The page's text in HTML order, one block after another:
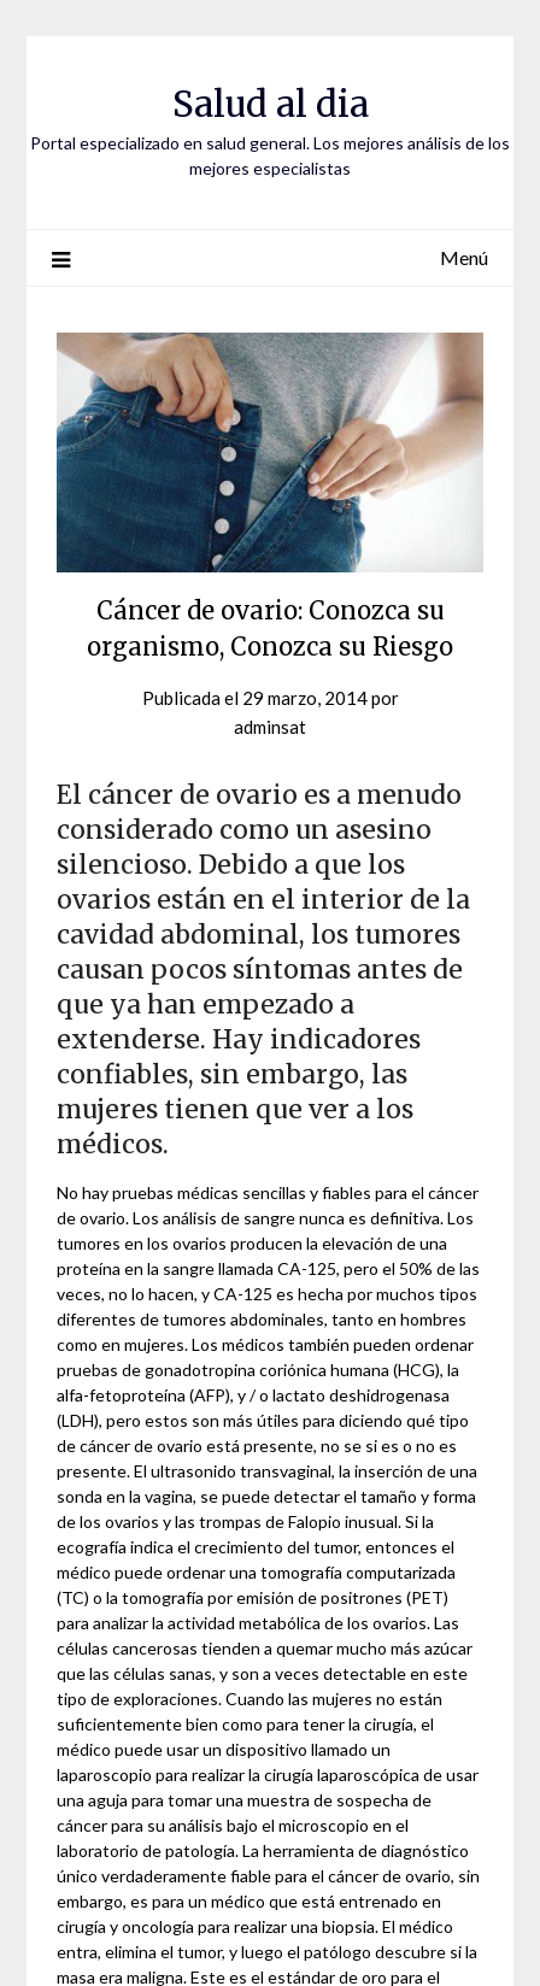
Salud al dia
Portal especializado en salud general. Los mejores análisis de los
mejores especialistas
Menú
Cáncer de ovario: Conozca su
organismo, Conozca su Riesgo
Publicada el 29 marzo, 2014por
adminsat
El cáncer de ovario es a menudo
considerado como un asesino
silencioso. Debido a que los
ovarios están en el interior de la
cavidad abdominal, los tumores
causan pocos síntomas antes de
que ya han empezado a
extenderse. Hay indicadores
confiables, sin embargo, las
mujeres tienen que ver a los
médicos.
No hay pruebas médicas sencillas y fiables para el cáncer
de ovario. Los análisis de sangre nunca es definitiva. Los
tumores en los ovarios producen la elevación de una
proteína en la sangre llamada CA-125, pero el 50% de las
veces, no lo hacen, y CA-125 es hecha por muchos tipos
diferentes de tumores abdominales, tanto en hombres
como en mujeres. Los médicos también pueden ordenar
pruebas de gonadotropina coriónica humana (HCG), la
alfa-fetoproteína (AFP), y / o lactato deshidrogenasa
(LDH), pero estos son más útiles para diciendo qué tipo
de cáncer de ovario está presente, no se si es o no es
presente. El ultrasonido transvaginal, la inserción de una
sonda en la vagina, se puede detectar el tamaño y forma
de los ovarios y las trompas de Falopio inusual. Si la
ecografía indica el crecimiento del tumor, entonces el
médico puede ordenar una tomografía computarizada
(TC) o la tomografía por emisión de positrones (PET)
para analizar la actividad metabólica de los ovarios. Las
células cancerosas tienden a quemar mucho más azúcar
que las células sanas, y son a veces detectable en este
tipo de exploraciones. Cuando las mujeres no están
suficientemente bien como para tener la cirugía, el
médico puede usar un dispositivo llamado un
laparoscopio para realizar la cirugía laparoscópica de usar
una aguja para tomar una muestra de sospecha de
cáncer para su análisis bajo el microscopio en el
laboratorio de patología. La herramienta de diagnóstico
único verdaderamente fiable para el cáncer de ovario, sin
embargo, es para un médico que está entrenado en
cirugía y oncología para realizar una biopsia. El médico
entra, elimina el tumor, y luego el patólogo descubre si la
masa era maligna. Este es el estándar de oro para el